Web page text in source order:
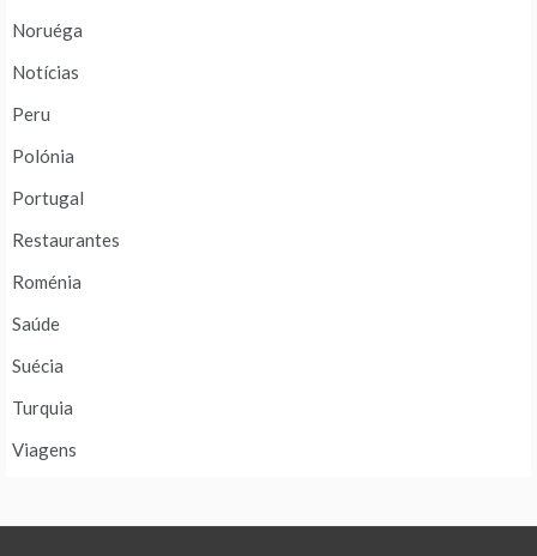
Noruéga
Notícias
Peru
Polónia
Portugal
Restaurantes
Roménia
Saúde
Suécia
Turquia
Viagens